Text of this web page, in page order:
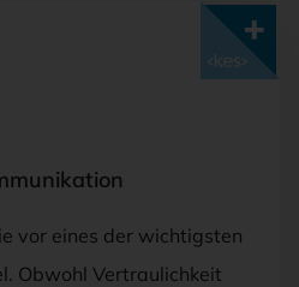
vor eines der wichtigsten
Obwohl Vertraulichkeit